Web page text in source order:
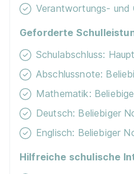
E-Lear­ning /
Exkur­sionen
Han­dy / Tab­let /
Verantwortungs- und
Geforderte
Schulabschluss:
Abschlussnote:
Mathematik:
Deutsch: Beliebiger
Englisch: Beliebiger
Hilfreiche schulische